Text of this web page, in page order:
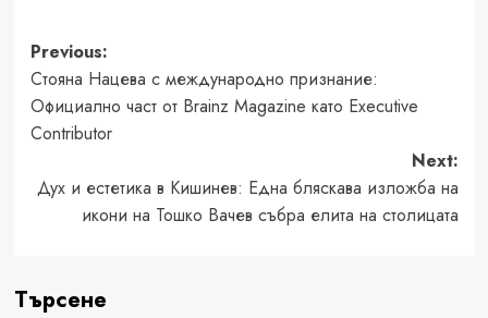
Post
navigation
Previous:
Стояна Нацева с международно признание:
Официално част от Brainz Magazine като Executive
Contributor
Next:
Дух и естетика в Кишинев: Една бляскава изложба на
икони на Тошко Вачев събра елита на столицата
Търсене